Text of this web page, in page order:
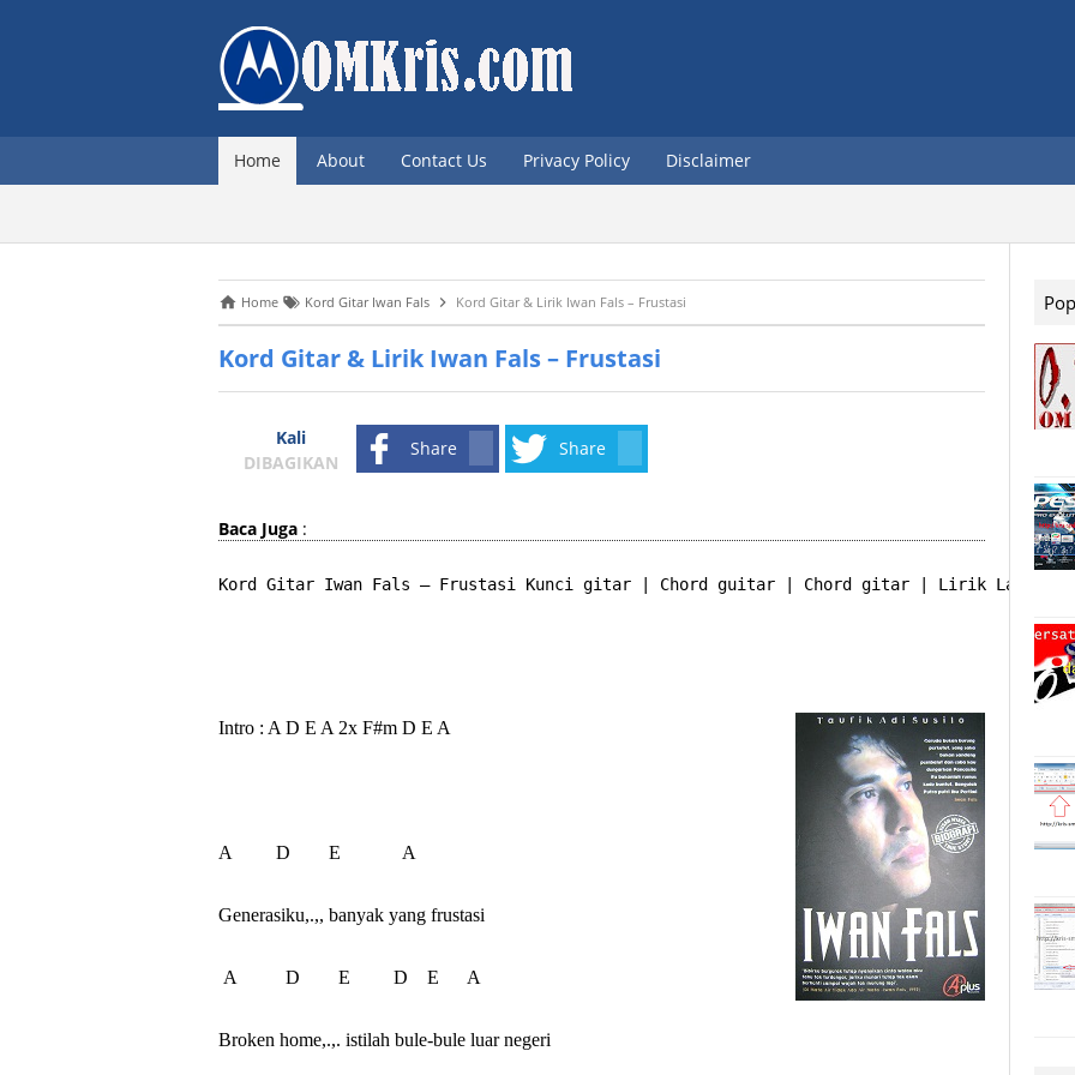
Home About Contact Us Privacy Policy Disclaimer
Home Kord Gitar Iwan Fals Kord Gitar & Lirik Iwan Fals – Frustasi
Kord Gitar & Lirik Iwan Fals – Frustasi
Kali
DIBAGIKAN
Share Share
Baca Juga :
Kord Gitar Iwan Fals – Frustasi Kunci gitar | Chord guitar | Chord gitar | Lirik Lagu
Intro : A D E A 2x F#m D E A
A         D        E             A
Generasiku,.,, banyak yang frustasi
A          D        E         D    E      A
Broken home,.,. istilah bule-bule luar negeri